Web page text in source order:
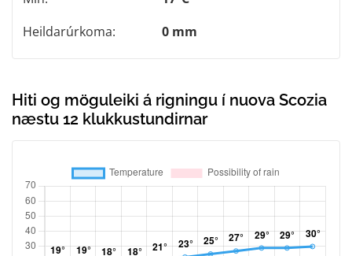
Heildarúrkoma:
0 mm
Hiti og möguleiki á rigningu í nuova Scozia
næstu 12 klukkustundirnar